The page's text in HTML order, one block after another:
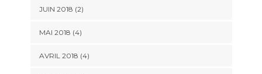
JUIN 2018 (2)
MAI 2018 (4)
AVRIL 2018 (4)